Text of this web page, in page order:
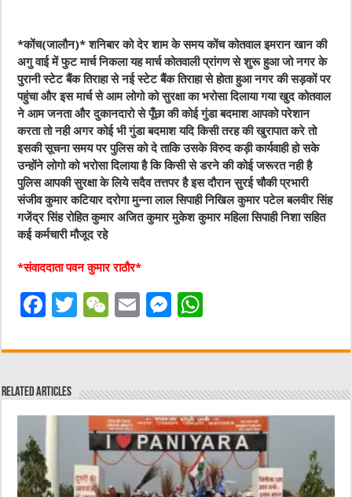
*कोंच(जालौन)* शनिबार को देर शाम के समय कोंच कोतवाल इमरान खान की
अगु वाई में फुट मार्च निकला यह मार्च कोतवाली प्रांगण से शुरू हुआ जो नगर के
पुरानी स्टेट बैंक तिराहा से नई स्टेट बैंक तिराहा से होता हुआ नगर की सड़कों पर
पहुंचा और इस मार्च से आम लोगो को सुरक्षा का भरोसा दिलाया गया खुद कोतवाल
ने आम जनता और दुकानदारो से पूँछा की कोई गुंडा बदमाश आपको परेशान
करता तो नही अगर कोई भी गुंडा बदमाश यदि किसी तरह की खुरापात करे तो
इसकी सूचना समय पर पुलिस को दे ताकि उसके विरुद कड़ी कार्यवाही हो सके
उन्होंने लोगो को भरोसा दिलाया है कि किसी से डरने की कोई जरूरत नही है
पुलिस आपकी सुरक्षा के लिये सदैव तत्तपर है इस दौरान सुरई चौकी प्रभारी
संजीव कुमार कटियार दरोगा मुन्ना लाल सिपाही निखिल कुमार पटेल बलवीर सिंह
गजेंद्र सिंह रोहित कुमार अजित कुमार मुकेश कुमार महिला सिपाही निशा सहित
कई कर्मचारी मौजूद रहे
*संवाददाता पवन कुमार राठौर*
F
c
e
b
o
k
T
it
r
W
C
at
E
ai
M
ss
n
g
er
at
A
p
p
Related Articles